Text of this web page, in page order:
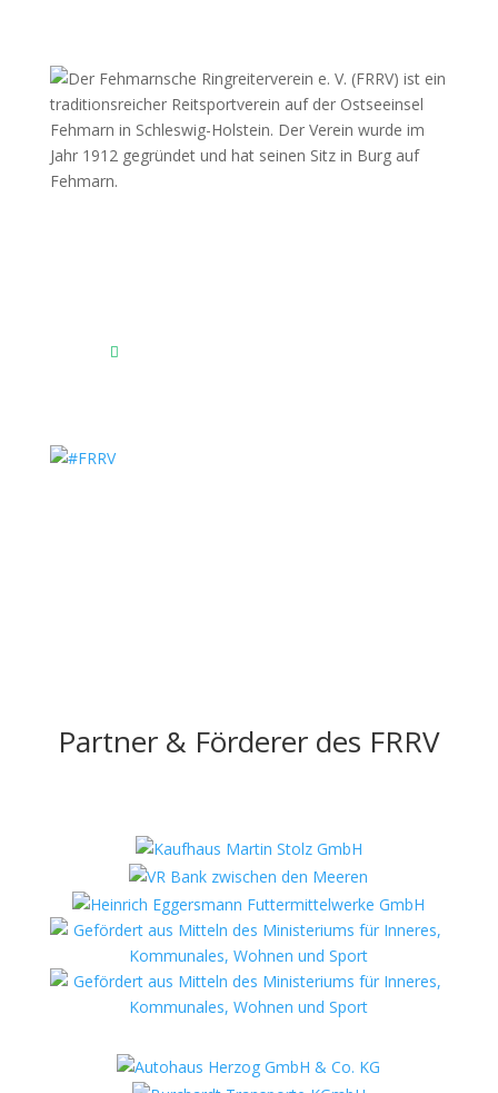

Partner & Förderer des FRRV